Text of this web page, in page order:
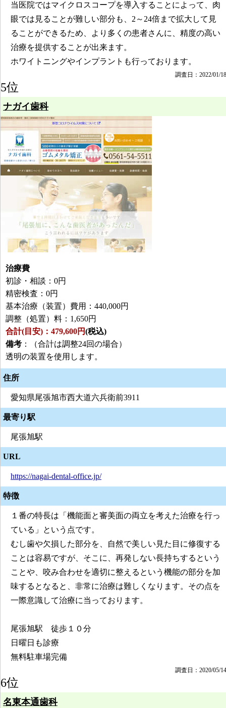
当医院ではマイクロスコープを導入することによって、肉
眼では見ることが難しい部分も、2～24倍まで拡大して見
ることができるため、より多くの患者さんに、精度の高い
治療を提供することが出来ます。
ホワイトニングやインプラントも行っております。
調査日：2022/01/18
5位
ナガイ歯科
治療費
初診・相談：0円
精密検査：0円
基本治療（装置）費用：440,000円
調整（処置）料：1,650円
合計(目安)：479,600円(税込)
備考 ：（合計は調整24回の場合）
透明の装置を使用します。
住所
愛知県尾張旭市西大道六兵衛前3911
最寄り駅
尾張旭駅
URL
https://nagai-dental-office.jp/
特徴
１番の特長は「機能面と審美面の両立を考えた治療を行っ
ている」という点です。
むし歯や欠損した部分を、自然で美しい見た目に修復する
ことは容易ですが、そこに、再発しない長持ちするという
ことや、咬み合わせを適切に整えるという機能の部分を加
味するとなると、非常に治療は難しくなります。その点を
一際意識して治療に当っております。
尾張旭駅 徒歩１０分
日曜日も診療
無料駐車場完備
調査日：2020/05/14
6位
名東本通歯科